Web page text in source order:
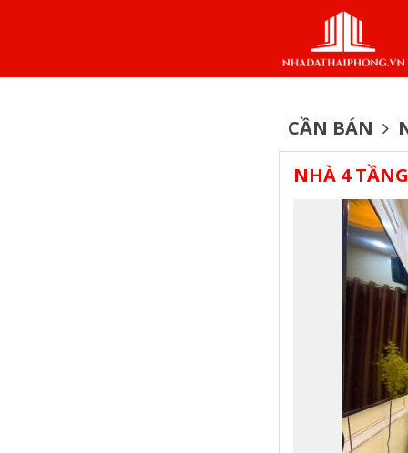
CẦN BÁN
NHÀ 4